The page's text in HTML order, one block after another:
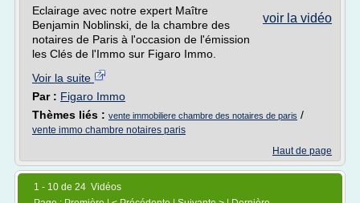
voir la vidéo
Eclairage avec notre expert Maître
Benjamin Noblinski, de la chambre des
notaires de Paris à l'occasion de l'émission
les Clés de l'Immo sur Figaro Immo.
Voir la suite
Par : Figaro Immo
Thèmes liés : vente immobiliere chambre des notaires de paris /
vente immo chambre notaires paris
Haut de page
1 - 10 de 24 Vidéos